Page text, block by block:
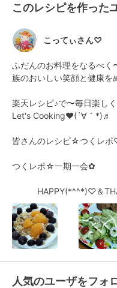
このレシピを作った
こってぃさん♡
ふだんのお料理をなるべ
族のおいしい笑顔と健康を
楽天レシピ♪で〜
Let's Cooking♥(´∀｀*)♬
皆さんのレシピ☆つくレ
つくレポ☆一期一会✿
HAPPY(*^^*)♡＆
人気のユーザをフォ